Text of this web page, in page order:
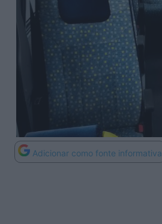
Adicionar como fonte informativa